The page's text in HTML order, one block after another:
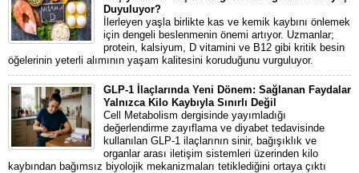
Duyuluyor?
İlerleyen yaşla birlikte kas ve kemik kaybını önlemek
için dengeli beslenmenin önemi artıyor. Uzmanlar;
protein, kalsiyum, D vitamini ve B12 gibi kritik besin
öğelerinin yeterli alımının yaşam kalitesini koruduğunu vurguluyor.
GLP-1 İlaçlarında Yeni Dönem: Sağlanan Faydalar
Yalnızca Kilo Kaybıyla Sınırlı Değil
Cell Metabolism dergisinde yayımladığı
değerlendirme zayıflama ve diyabet tedavisinde
kullanılan GLP-1 ilaçlarının sinir, bağışıklık ve
organlar arası iletişim sistemleri üzerinden kilo
kaybından bağımsız biyolojik mekanizmaları tetiklediğini ortaya çıktı